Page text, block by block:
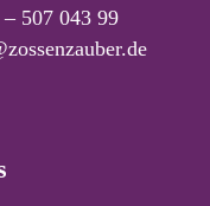
507 043 99